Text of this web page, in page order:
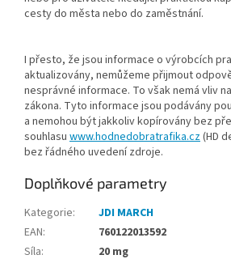
cesty do města nebo do zaměstnání.
I přesto, že jsou informace o výrobcích
aktualizovány, nemůžeme přijmout
nesprávné informace. To však nemá vliv
zákona. Tyto informace jsou podávány
a nemohou být jakkoliv kopírovány bez
souhlasu www.hodnedobratrafika.cz(HD
bez řádného uvedení zdroje.
Doplňkové parametry
Kategorie:
JDI MARCH
EAN:
760122013592
Síla:
20 mg